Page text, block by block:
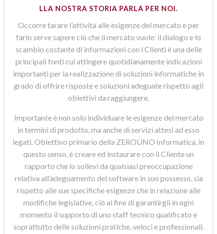
LLA NOSTRA STORIA PARLA PER NOI.
Occorre tarare l’attività alle esigenze del mercato e per
farlo serve sapere ciò che il mercato vuole: il dialogo e lo
scambio costante di informazioni con i Clienti è una delle
principali fonti cui attingere quotidianamente indicazioni
importanti per la realizzazione di soluzioni informatiche in
grado di offrire risposte e soluzioni adeguate rispetto agli
obiettivi da raggiungere.
Importante è non solo individuare le esigenze del mercato
in termini di prodotto, ma anche di servizi attesi ad esso
legati. Obiettivo primario della ZEROUNO Informatica, in
questo senso, è creare ed instaurare con il Cliente un
rapporto che lo sollevi da qualsiasi preoccupazione
relativa all’adeguamento del software in suo possesso, sia
rispetto alle sue specifiche esigenze che in relazione alle
modifiche legislative, ciò al fine di garantirgli in ogni
momento il supporto di uno staff tecnico qualificato e
soprattutto delle soluzioni pratiche, veloci e professionali.